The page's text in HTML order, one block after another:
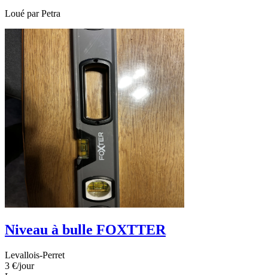
Loué parPetra
Niveau à bulle FOXTTER
Levallois-Perret
3 €/jour